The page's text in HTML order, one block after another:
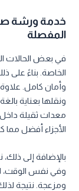
خدمة ورشة
المفصلة
في بعض الحالات
الخاصة. بناءً على
وأمان كامل.
ونقلها بعناية
معدات ثقيلة
الأجزاء أفضل مما
بالإضافة إلى
وفي نفس الوقت،
ومزعجة. نتيجة